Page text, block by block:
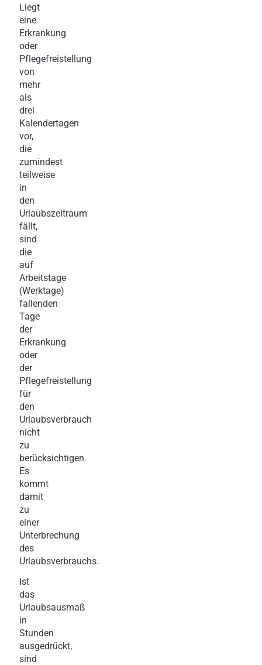
Liegt
eine
Erkrankung
oder
Pflegefreistellung
von
mehr
als
drei
Kalendertagen
vor,
die
zumindest
teilweise
in
den
Urlaubszeitraum
fällt,
sind
die
auf
Arbeitstage
(Werktage)
fallenden
Tage
der
Erkrankung
oder
der
Pflegefreistellung
für
den
Urlaubsverbrauch
nicht
zu
berücksichtigen.
Es
kommt
damit
zu
einer
Unterbrechung
des
Urlaubsverbrauchs.
Ist
das
Urlaubsausmaß
in
Stunden
ausgedrückt,
sind